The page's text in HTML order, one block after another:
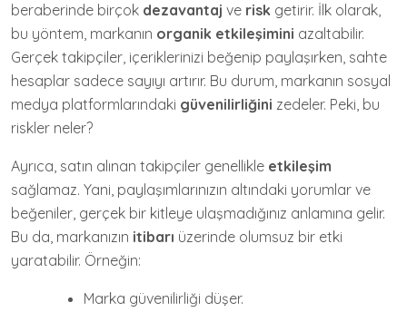
beraberinde birçok dezavantaj ve risk getirir. İlk olarak,
bu yöntem, markanın organik etkileşimini azaltabilir.
Gerçek takipçiler, içeriklerinizi beğenip paylaşırken, sahte
hesaplar sadece sayıyı artırır. Bu durum, markanın sosyal
medya platformlarındaki güvenilirliğini zedeler. Peki, bu
riskler neler?
Ayrıca, satın alınan takipçiler genellikle etkileşim
sağlamaz. Yani, paylaşımlarınızın altındaki yorumlar ve
beğeniler, gerçek bir kitleye ulaşmadığınız anlamına gelir.
Bu da, markanızın itibarı üzerinde olumsuz bir etki
yaratabilir. Örneğin:
Marka güvenilirliği düşer.